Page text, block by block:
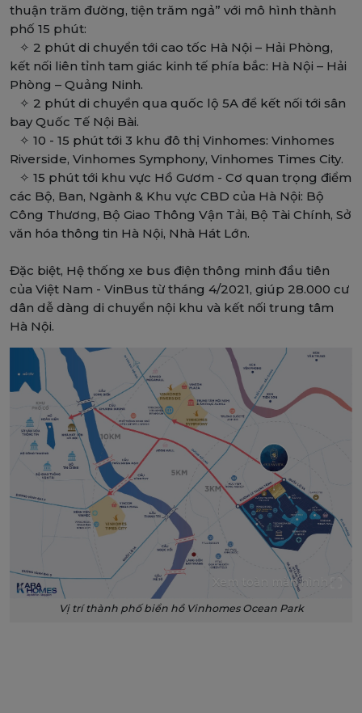
thuận trăm đường, tiện trăm ngả” với mô hình thành
phố 15 phút:
✧ 2 phút di chuyển tới cao tốc Hà Nội – Hải Phòng,
kết nối liên tỉnh tam giác kinh tế phía bắc: Hà Nội – Hải
Phòng – Quảng Ninh.
✧ 2 phút di chuyển qua quốc lộ 5A để kết nối tới sân
bay Quốc Tế Nội Bài.
✧ 10 - 15 phút tới 3 khu đô thị Vinhomes: Vinhomes
Riverside, Vinhomes Symphony, Vinhomes Times City.
✧ 15 phút tới khu vực Hồ Gươm - Cơ quan trọng điểm
các Bộ, Ban, Ngành & Khu vực CBD của Hà Nội: Bộ
Công Thương, Bộ Giao Thông Vận Tải, Bộ Tài Chính, Sở
văn hóa thông tin Hà Nội, Nhà Hát Lớn.
Đặc biệt, Hệ thống xe bus điện thông minh đầu tiên
của Việt Nam - VinBus từ tháng 4/2021, giúp 28.000 cư
dân dễ dàng di chuyển nội khu và kết nối trung tâm
Hà Nội.
Xem toàn màn hình
Vị trí thành phố biển hồ Vinhomes Ocean Park